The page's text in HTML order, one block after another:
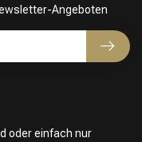
oder einfach nur
Angeboten